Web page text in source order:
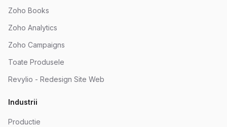
Zoho Books
Zoho Analytics
Zoho Campaigns
Toate Produsele
Revylio - Redesign Site Web
Industrii
Productie